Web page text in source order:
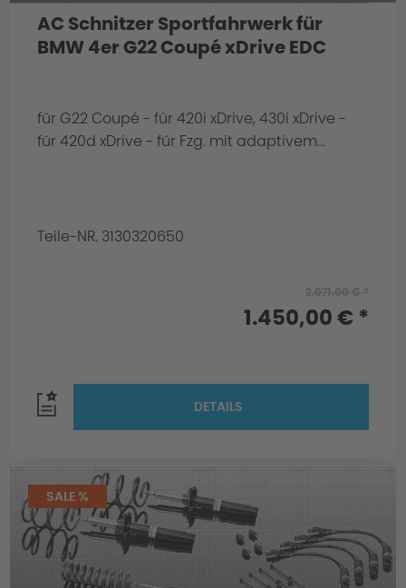
AC Schnitzer Sportfahrwerk für
BMW 4er G22 Coupé xDrive EDC
für G22 Coupé - für 420i xDrive, 430i xDrive -
für 420d xDrive - für Fzg. mit adaptivem...
Teile-NR. 3130320650
1.450,00 € *
DETAILS
SALE %